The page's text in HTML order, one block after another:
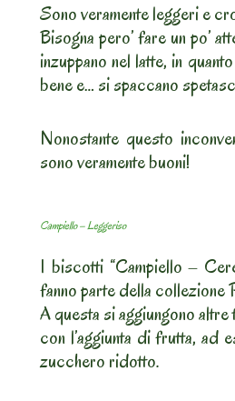
Sono veramente leggeri e
Bisogna pero’ fare un po’
inzuppano nel latte, in
bene e… si spaccano
Nonostante questo
sono veramente buoni!
Campiello – Leggeriso
I biscotti “Campiello –
fanno parte della collezione
A questa si aggiungono
con l’aggiunta di frutta, ad
zucchero ridotto.